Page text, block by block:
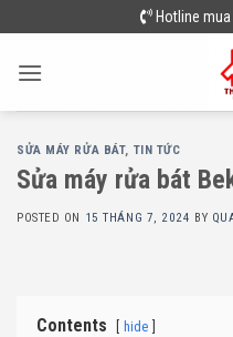
to
content
Hotline mua
SỬA MÁY RỬA BÁT, TIN TỨC
Sửa máy rửa bát
POSTED ON 15 THÁNG 7, 2024 BY
Contents hide